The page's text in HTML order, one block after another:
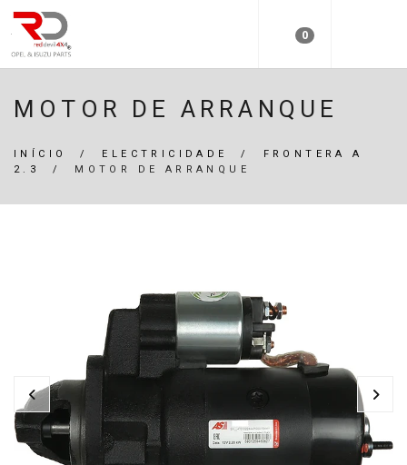
0
MOTOR DE ARRANQUE
INÍCIO / ELECTRICIDADE /
FRONTERA A
2.3
/ MOTOR DE ARRANQUE